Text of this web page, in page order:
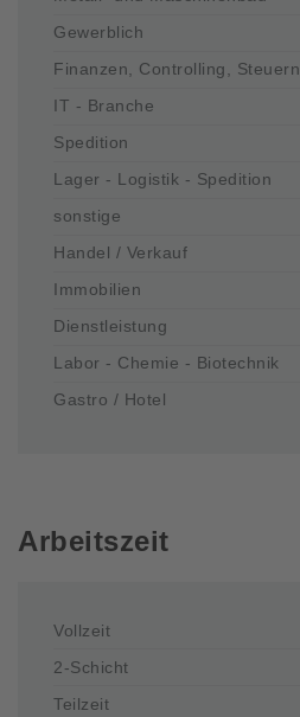
Gewerblich
Finanzen, Controlling, Steuern
IT - Branche
Spedition
Lager - Logistik - Spedition
sonstige
Handel / Verkauf
Immobilien
Dienstleistung
Labor - Chemie - Biotechnik
Gastro / Hotel
Arbeitszeit
Vollzeit
2-Schicht
Teilzeit